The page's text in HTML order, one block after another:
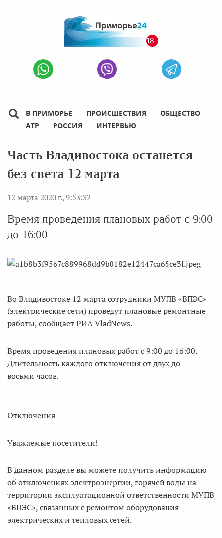
В ПРИМОРЬЕ ПРОИСШЕСТВИЯ
ОБЩЕСТВО
АТР
РОССИЯ ИНТЕРВЬЮ
Часть Владивостока останется
без света 12 марта
12 марта 2020 г., 9:53:32
Время проведения плановых работ с 9:00
до 16:00
Во Владивостоке 12 марта сотрудники МУПВ «ВПЭС»
(электрические сети) проведут плановые ремонтные
работы, сообщает РИА VladNews.
Время проведения плановых работ с 9:00 до 16:00.
Длительность каждого отключения от двух до
восьми часов.
Отключения
Уважаемые посетители!
В данном разделе вы можете получить информацию
об отключениях электроэнергии, горячей воды на
территории эксплуатационной ответственности МУПВ
«ВПЭС», связанных с ремонтом оборудования
электрических и тепловых сетей.